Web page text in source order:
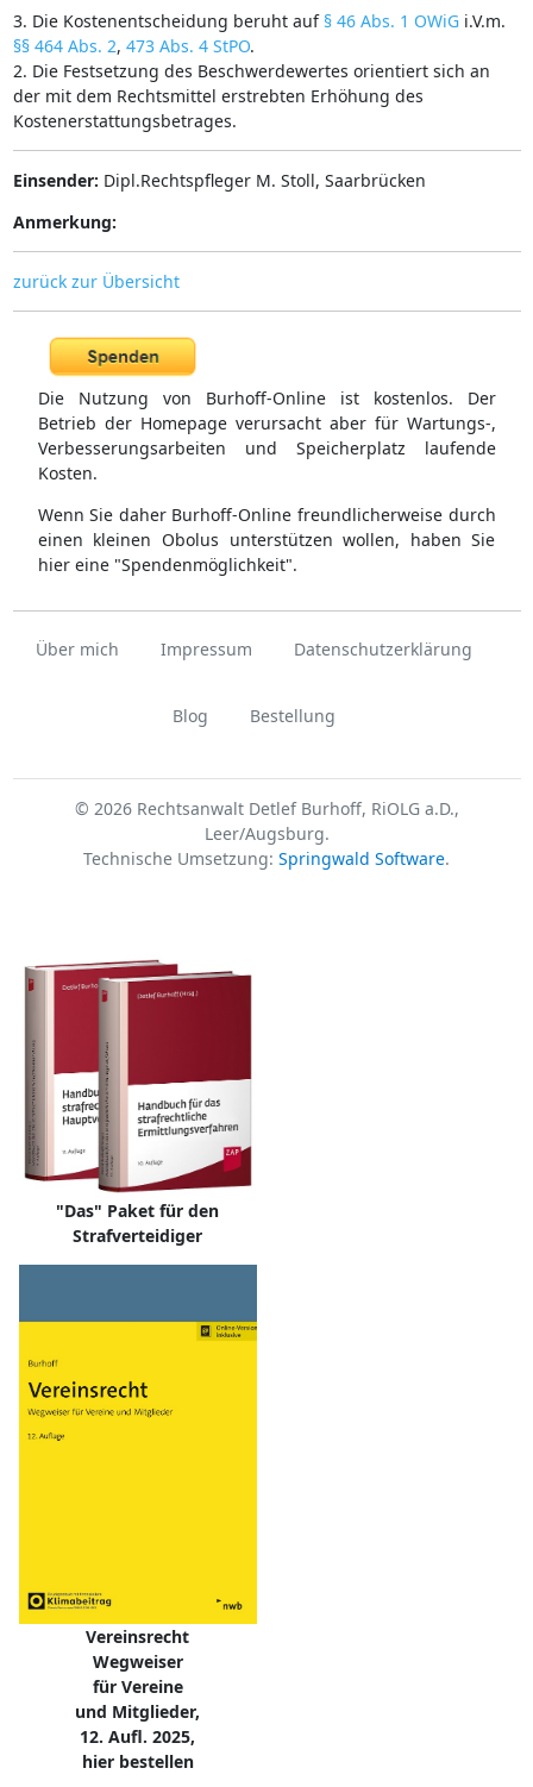
3. Die Kostenentscheidung beruht auf § 46 Abs. 1 OWiGi.V.m.
§§ 464 Abs. 2, 473 Abs. 4 StPO.
2. Die Festsetzung des Beschwerdewertes orientiert sich an
der mit dem Rechtsmittel erstrebten Erhöhung des
Kostenerstattungsbetrages.
Einsender: Dipl.Rechtspfleger M. Stoll, Saarbrücken
Anmerkung:
zurück zur Übersicht
Die Nutzung von Burhoff-Online ist kostenlos. Der
Betrieb der Homepage verursacht aber für Wartungs-,
Verbesserungsarbeiten und Speicherplatz laufende
Kosten.
Wenn Sie daher Burhoff-Online freundlicherweise durch
einen kleinen Obolus unterstützen wollen, haben Sie
hier eine "Spendenmöglichkeit".
Über mich Impressum Datenschutzerklärung
Blog Bestellung
© 2026 Rechtsanwalt Detlef Burhoff, RiOLG a.D.,
Leer/Augsburg.
Technische Umsetzung: Springwald Software.
"Das" Paket für den
Strafverteidiger
Vereinsrecht
Wegweiser
für Vereine
und Mitglieder,
12. Aufl. 2025,
hier bestellen